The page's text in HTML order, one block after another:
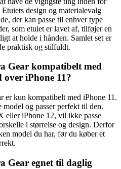
design og materialevalg
der kan passe til enhver type
som etuiet er lavet af, tilføjer en
at holde i hånden. Samlet set er
praktisk og stilfuldt.
Gear kompatibelt med
iPhone 11?
er kun kompatibelt med iPhone 11.
og passer perfekt til den.
eller iPhone 12, vil ikke passe
i størrelse og design. Derfor
model du har, før du køber et
Gear egnet til daglig